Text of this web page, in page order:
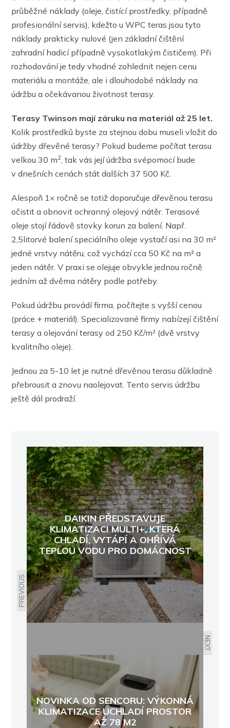
průběžné náklady (oleje, čistící prostředky, případně
profesionální servis), kdežto u WPC teras jsou tyto
náklady prakticky nulové (jen základní čištění
zahradní hadicí případně vysokotlakým čističem). Při
rozhodování je tedy vhodné zohlednit nejen cenu
materiálu a montáže, ale i dlouhodobé náklady na
údržbu a očekávanou životnost terasy.
Terasy Twinson mají záruku na materiál až 25 let.
Kolik prostředků byste za stejnou dobu museli vložit do
údržby dřevěné terasy? Pokud budeme počítat terasu
velkou 30 m2 , tak vás její údržba svépomocí bude
v dnešních cenách stát dalších 37 500 Kč.
Alespoň 1× ročně se totiž doporučuje dřevěnou terasu
očistit a obnovit ochranný olejový nátěr. Terasové
oleje stojí řádově stovky korun za balení. Např.
2,5litorvé balení speciálního oleje vystačí asi na 30 m²
jedné vrstvy​ nátěru, což vychází cca 50 Kč na m² a
jeden nátěr. V praxi se olejuje obvykle jednou ročně
jedním až dvěma nátěry podle potřeby.
Pokud údržbu provádí firma, počítejte s vyšší cenou
(práce + materiál). Specializované firmy nabízejí čištění
terasy a olejování terasy od 250 Kč/m² (dvě vrstvy
kvalitního oleje)​.
Jednou za 5-10 let je nutné dřevěnou terasu důkladně
přebrousit a znovu naolejovat. Tento servis údržbu
ještě dál prodraží.
PREVIOUS
DAIKIN PŘEDSTAVUJE
KLIMATIZACI MULTI+, KTERÁ
CHLADÍ, VYTÁPÍ A OHŘÍVÁ
TEPLOU VODU PRO DOMÁCNOST
NEXT
NOVINKA OD SENCORU: VÝKONNÁ
KLIMATIZACE UCHLADÍ PROSTOR
AŽ 78 M2